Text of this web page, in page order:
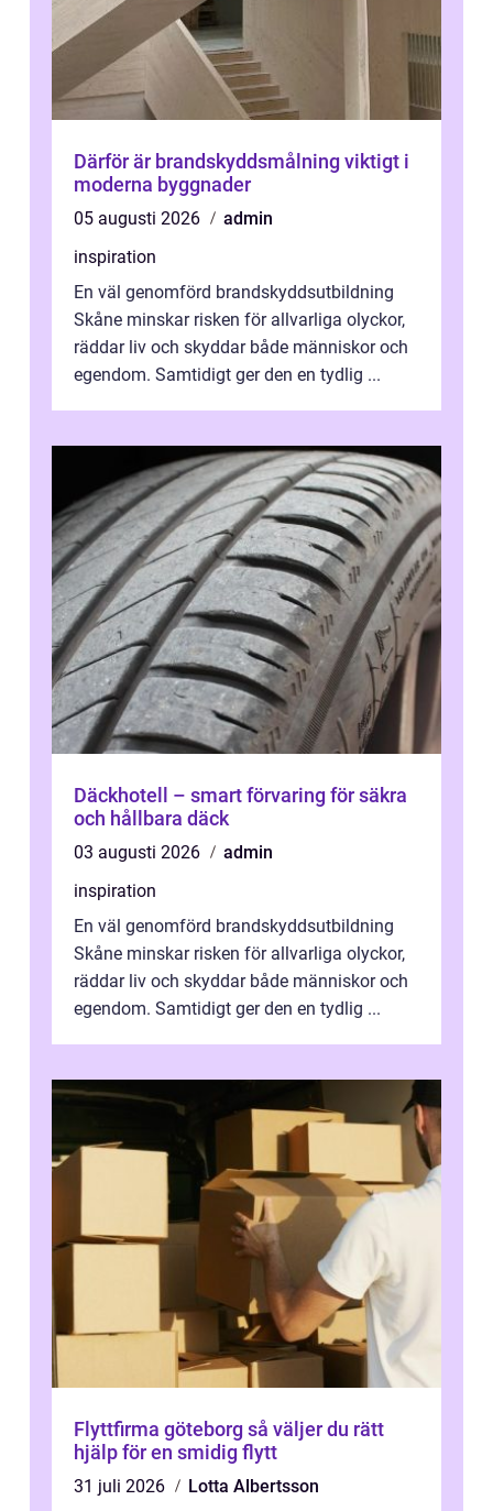
Därför är brandskyddsmålning viktigt i
moderna byggnader
05 augusti 2026
admin
inspiration
En väl genomförd brandskyddsutbildning
Skåne minskar risken för allvarliga olyckor,
räddar liv och skyddar både människor och
egendom. Samtidigt ger den en tydlig ...
Däckhotell – smart förvaring för säkra
och hållbara däck
03 augusti 2026
admin
inspiration
En väl genomförd brandskyddsutbildning
Skåne minskar risken för allvarliga olyckor,
räddar liv och skyddar både människor och
egendom. Samtidigt ger den en tydlig ...
Flyttfirma göteborg så väljer du rätt
hjälp för en smidig flytt
31 juli 2026
Lotta Albertsson